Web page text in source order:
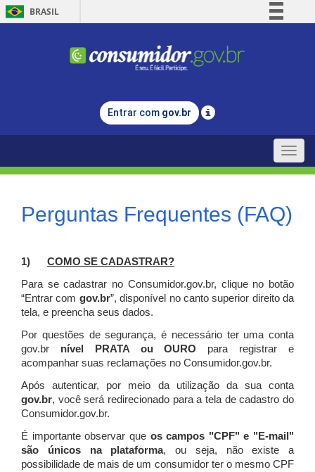
BRASIL
Comunica BR
Legislação
Entrar com gov.br
Toggle
Perguntas Frequentes (FAQ)
1) COMO SE CADASTRAR?
Para se cadastrar no Consumidor.gov.br, clique no botão
“Entrar com gov.br”, disponível no canto superior direito da
tela, e preencha seus dados.
Por questões de segurança, é necessário ter uma conta
gov.br nível PRATA ou OURO para registrar e
acompanhar suas reclamações no Consumidor.gov.br.
Após autenticar, por meio da utilização da sua conta
gov.br, você será redirecionado para a tela de cadastro do
Consumidor.gov.br.
É importante observar que os campos "CPF" e "E-mail"
são únicos na plataforma, ou seja, não existe a
possibilidade de mais de um consumidor ter o mesmo CPF